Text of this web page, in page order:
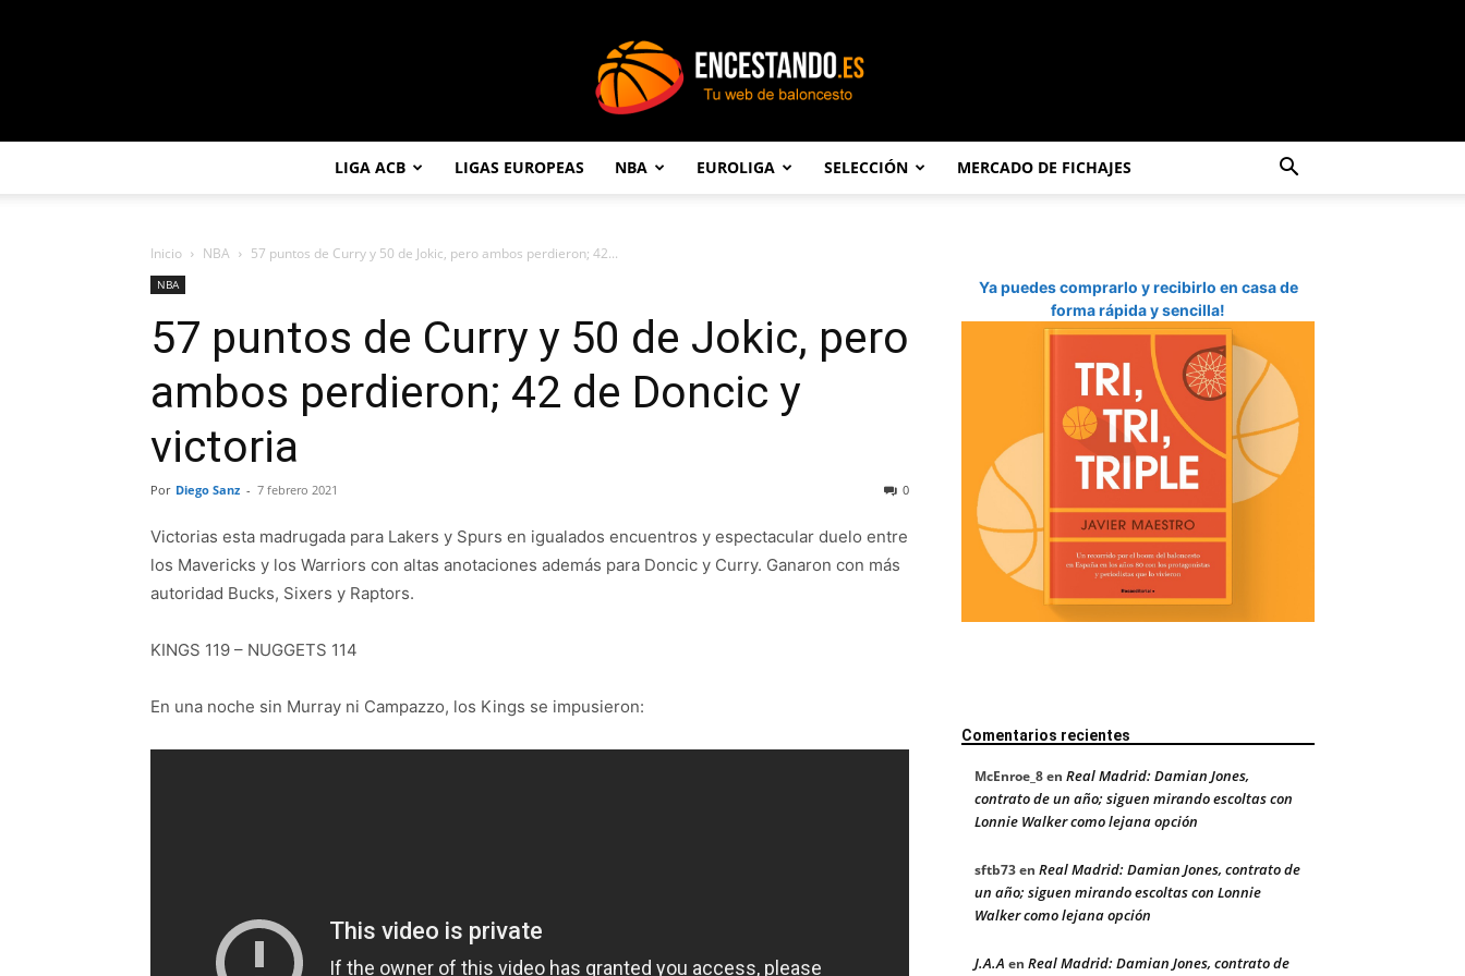
LIGA ACB LIGAS EUROPEAS NBA EUROLIGA SELECCIÓN MERCADO DE FICHAJES
Inicio NBA 57 puntos de Curry y 50 de Jokic, pero ambos perdieron; 42...
NBA
57 puntos de Curry y 50 de Jokic, pero
ambos perdieron; 42 de Doncic y
victoria
Por Diego Sanz - 7 febrero 2021 0
Victorias esta madrugada para Lakers y Spurs en igualados encuentros y espectacular duelo entre
los Mavericks y los Warriors con altas anotaciones además para Doncic y Curry. Ganaron con más
autoridad Bucks, Sixers y Raptors.
KINGS 119 – NUGGETS 114
En una noche sin Murray ni Campazzo, los Kings se impusieron:
Ya puedes comprarlo y recibirlo en casa de
forma rápida y sencilla!
Comentarios recientes
McEnroe_8en Real Madrid: Damian Jones,
contrato de un año; siguen mirando escoltas con
Lonnie Walker como lejana opción
sftb73en Real Madrid: Damian Jones, contrato de
un año; siguen mirando escoltas con Lonnie
Walker como lejana opción
J.A.A en Real Madrid: Damian Jones, contrato de